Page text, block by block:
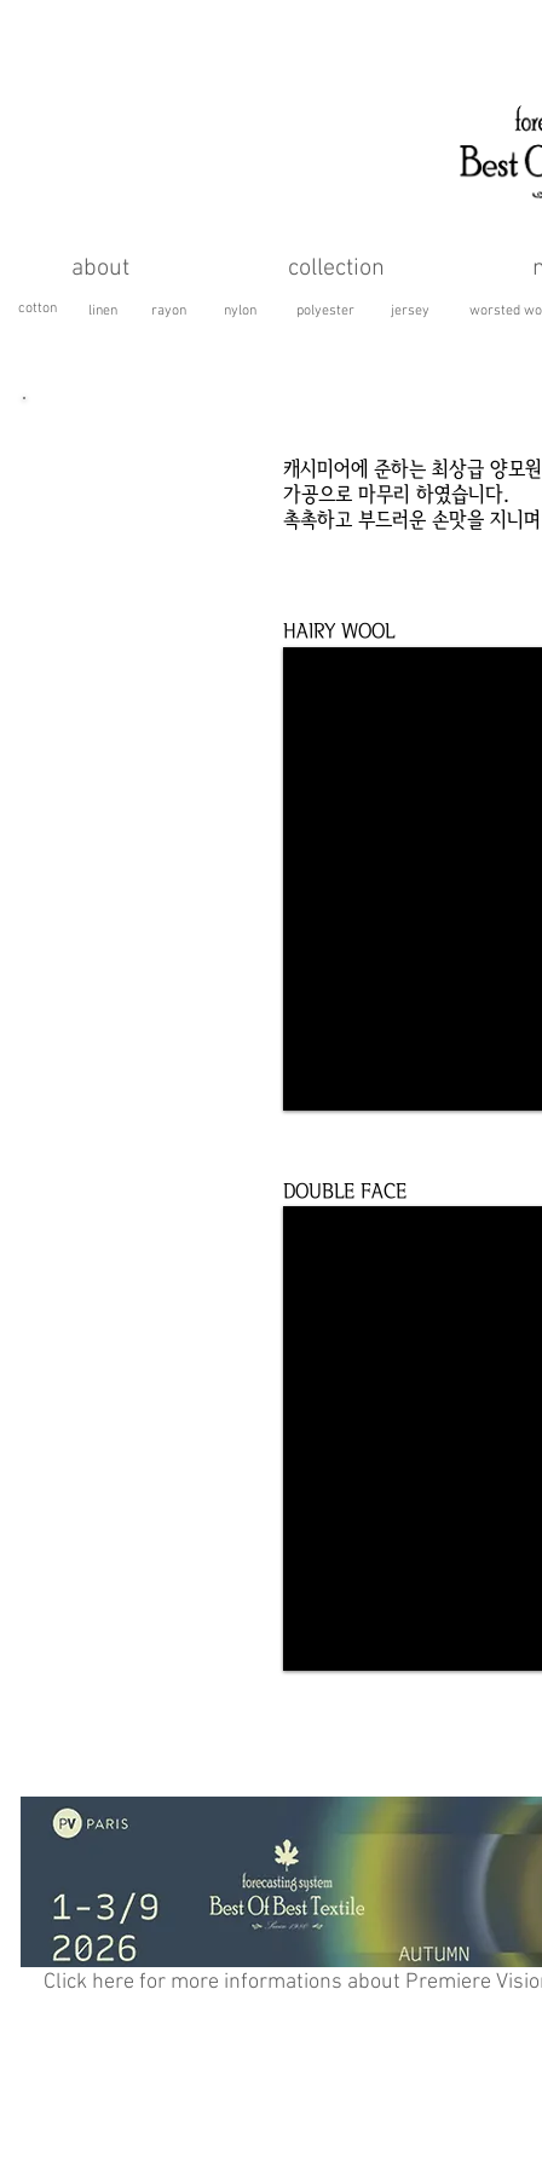
about collection
cotton linen rayon nylon polyester jersey worsted
캐시미어에 준하는 최상급 양모
가공으로 마무리 하였습니다.
촉촉하고 부드러운 손맛을 지니
HAIRY WOOL
DOUBLE FACE
Click here for more informations about Premiere